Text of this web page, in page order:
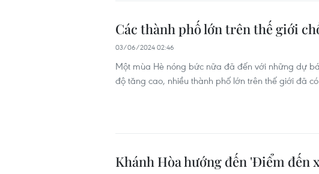
Các thành phố lớn trên thế giới
03/06/2024 02:46
Một mùa Hè nóng bức nữa đã đến với những dự
độ tăng cao, nhiều thành phố lớn trên thế giới đã
Khánh Hòa hướng đến 'Điểm